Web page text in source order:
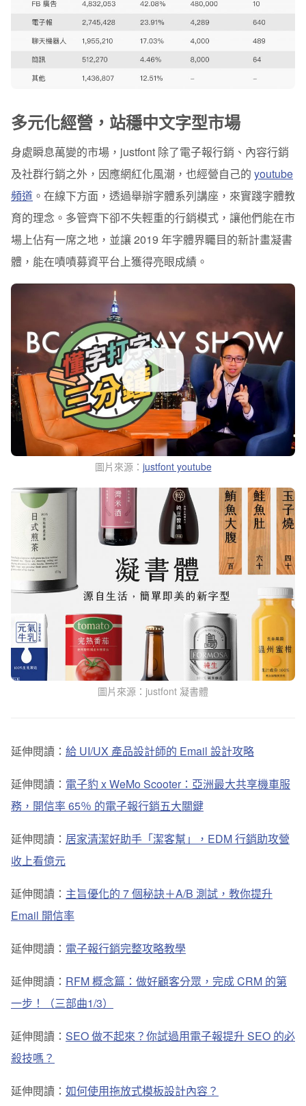
多元化經營，站穩中文字型市場
身處瞬息萬變的市場，justfont 除了電子報行銷、內容行銷
及社群行銷之外，因應網紅化風潮，也經營自己的 youtube
頻道 。在線下方面，透過舉辦字體系列講座，來實踐字體教
育的理念。多管齊下卻不失輕重的行銷模式，讓他們能在市
場上佔有一席之地，並讓 2019 年字體界矚目的新計畫凝書
體，能在嘖嘖募資平台上獲得亮眼成績。
圖片來源： justfont youtube
圖片來源：justfont 凝書體
延伸閱讀： 給 UI/UX 產品設計師的 Email 設計攻略
延伸閱讀： 電子豹 x WeMo Scooter：亞洲最大共享機車服
務，開信率 65％ 的電子報行銷五大關鍵
延伸閱讀： 居家清潔好助手「潔客幫」，EDM 行銷助攻營
收上看億元
延伸閲讀： 主旨優化的 7 個秘訣＋A/B 測試，教你提升
Email 開信率
延伸閱讀： 電子報行銷完整攻略教學
延伸閲讀： RFM 概念篇：做好顧客分眾，完成 CRM 的第
一步！（三部曲1/3）
延伸閲讀： SEO 做不起來？你試過用電子報提升 SEO 的必
殺技嗎？
延伸閱讀： 如何使用拖放式模板設計內容？